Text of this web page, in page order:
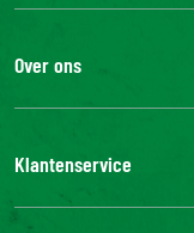
Over ons
De Bonduelle groep
Bonduelle Food Service
Klantenservice
Neem contact met ons